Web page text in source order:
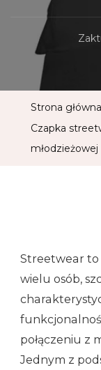
Strona główna
Czapka
młodzieżowej
Streetwear to
wielu osób,
połączeniu z
Jednym z